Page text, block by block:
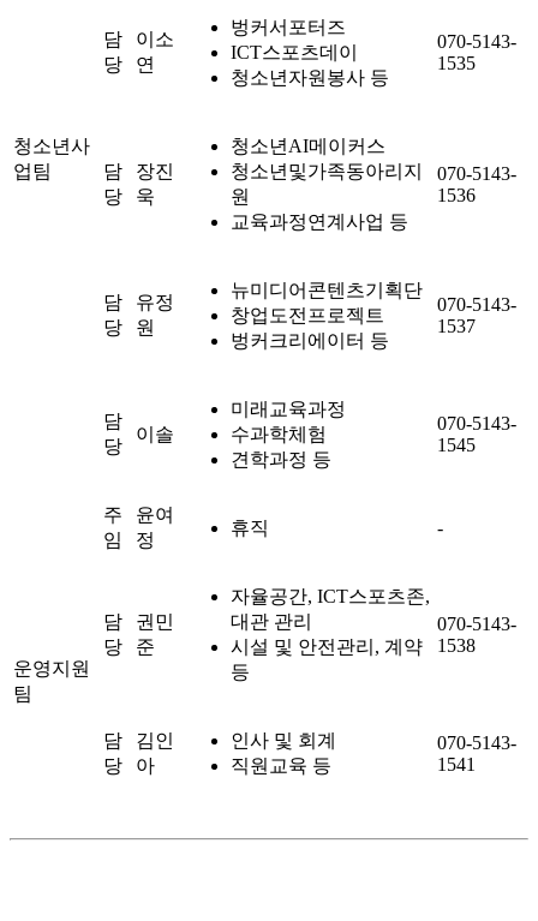
청소년사
업팀
담
당
이소
연
벙커서포터즈
ICT스포츠데이
청소년자원봉사 등
070-5143-
1535
담
당
장진
욱
청소년AI메이커스
청소년및가족동아리지
원
교육과정연계사업 등
070-5143-
1536
담
당
유정
원
뉴미디어콘텐츠기획단
창업도전프로젝트
벙커크리에이터 등
070-5143-
1537
담
당
이솔
미래교육과정
수과학체험
견학과정 등
070-5143-
1545
주
임
윤여
정
휴직 -
운영지원
팀
담
당
권민
준
자율공간, ICT스포츠존,
대관 관리
시설 및 안전관리, 계약
등
070-5143-
1538
담
당
김인
아
인사 및 회계
직원교육 등
070-5143-
1541